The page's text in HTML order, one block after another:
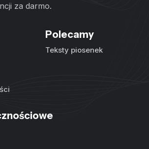
za darmo.
Polecamy
Teksty piosenek